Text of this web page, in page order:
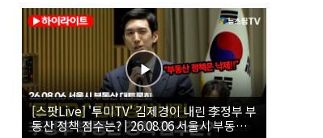
[스팟Live] '투미TV' 김제경이 내린 李정부 부
동산 정책 점수는? | 26.08.06 서울시 부동산